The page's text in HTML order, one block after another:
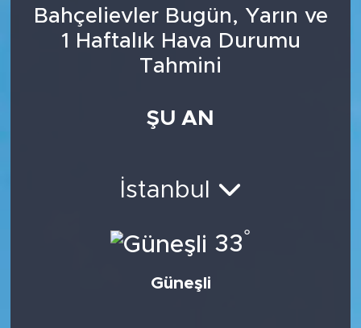
Bahçelievler Bugün, Yarın ve
1 Haftalık Hava Durumu
Tahmini
ŞU AN
İstanbul
33°
Güneşli
FİNANS
BİLİM-TEKNOLOJİ
RÖPÖRTAJ
Süper Lig Puan Durumu ve Fikstür
Tüm Manşetler
Son Dakika Haberleri